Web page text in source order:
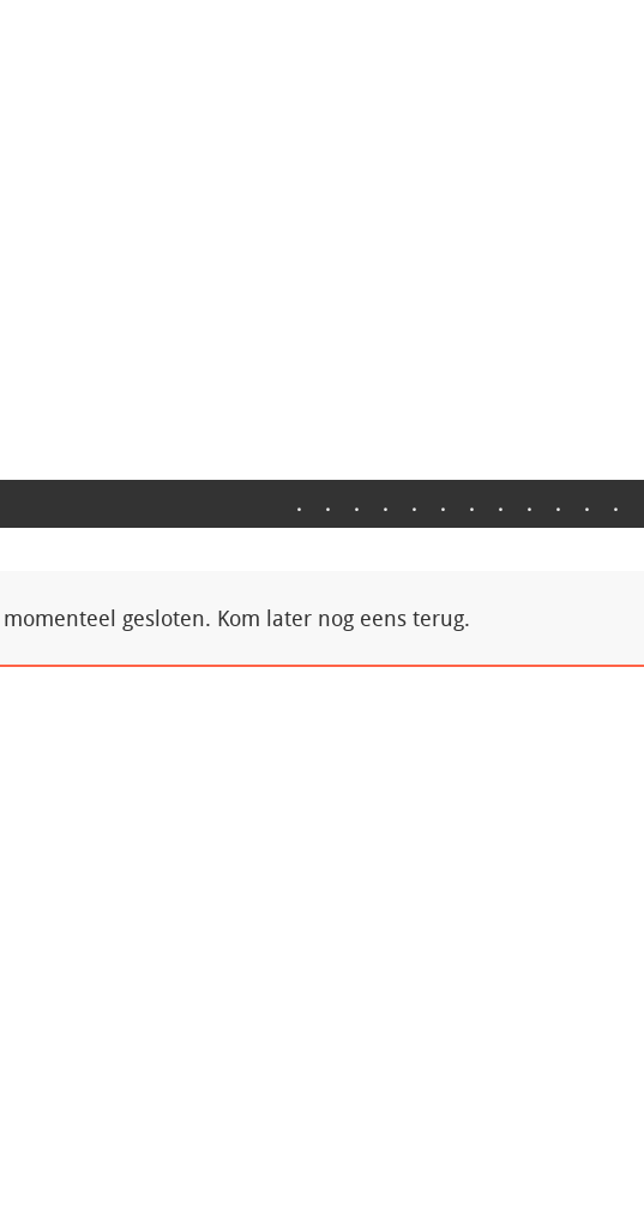
. . . . . . . . . . . .
gesloten. Kom later nog eens terug.